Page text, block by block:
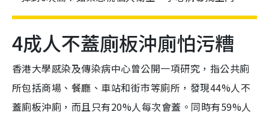
4成人不蓋廁板沖廁怕污糟
香港大學感染及傳染病中心曾公開一項研究，指公共廁
所包括商場、餐廳、車站和街市等廁所，發現44%人不
蓋廁板沖廁，而且只有20%人每次會蓋。同時有59%人